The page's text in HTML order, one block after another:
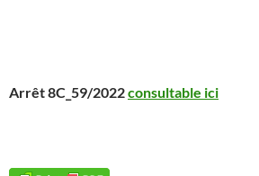
Arrêt 8C_59/2022consultable ici